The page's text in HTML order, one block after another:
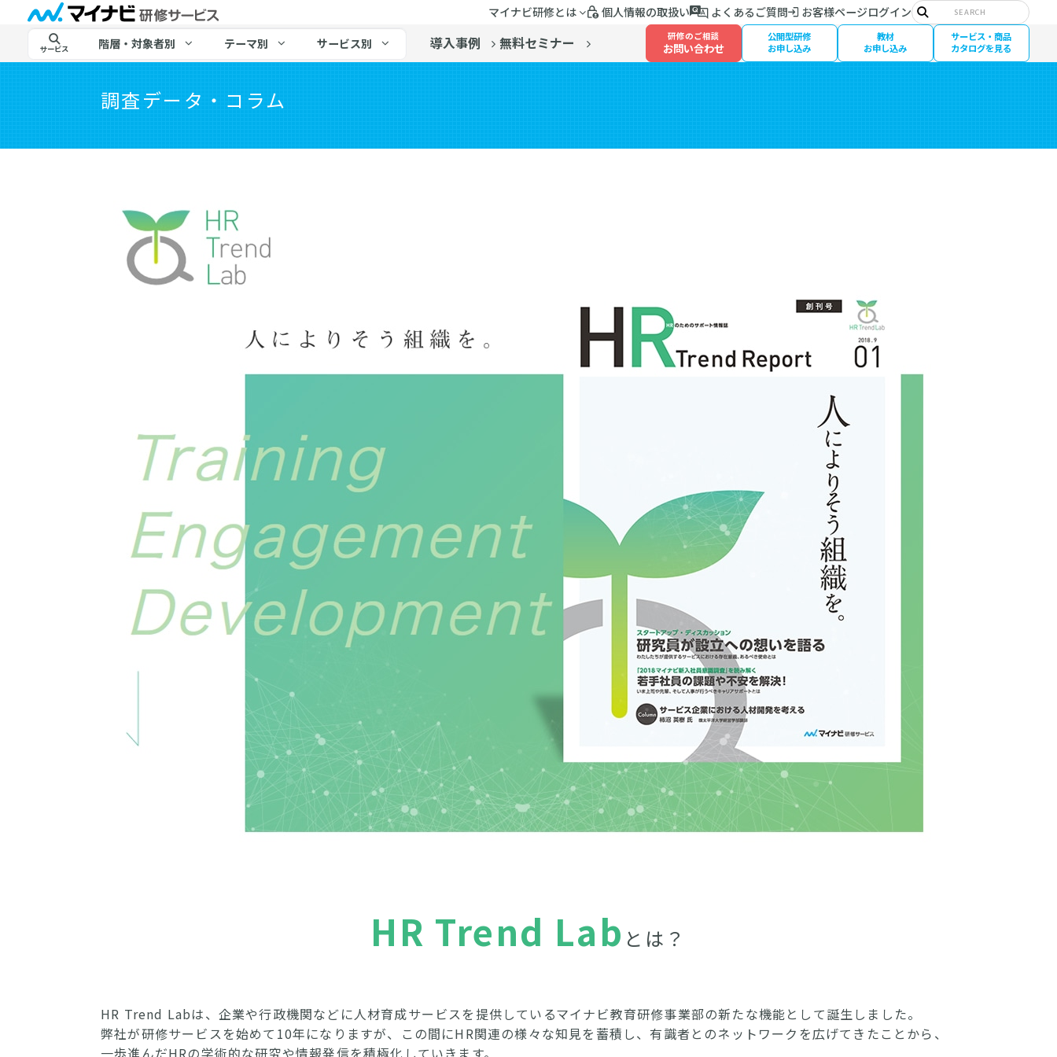
マイナビ研修とは 個人情報の取扱い よくあるご質問 お客様ページログインサ
イ
ト
索:
検
索
サービス 階層・対象者別 テーマ別 サービス別 導入事例 無料セミナー 研修のご相談
お問い合わせ
公開型研修
お申し込み
教材
お申し込み
サービス・商品
カタログを見る
調査データ・コラム
HR Trend Lab とは？
HR Trend Labは、企業や行政機関などに人材育成サービスを提供しているマイナビ教育研修事業部の新たな機能として誕生しました。
弊社が研修サービスを始めて10年になりますが、この間にHR関連の様々な知見を蓄積し、有識者とのネットワークを広げてきたことから、